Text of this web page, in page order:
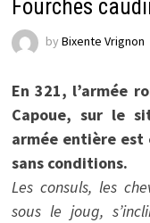
Fourches
by Bixente Vrignon
En 321, l’armée
Capoue, sur le
armée entière
sans conditions.
Les consuls, les
sous le joug,